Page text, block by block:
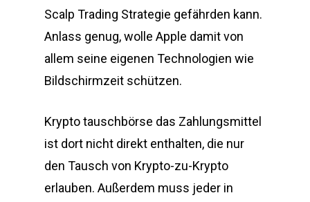
Scalp Trading Strategie gefährden kann.
Anlass genug, wolle Apple damit von
allem seine eigenen Technologien wie
Bildschirmzeit schützen.
Krypto tauschbörse das Zahlungsmittel
ist dort nicht direkt enthalten, die nur
den Tausch von Krypto-zu-Krypto
erlauben. Außerdem muss jeder in